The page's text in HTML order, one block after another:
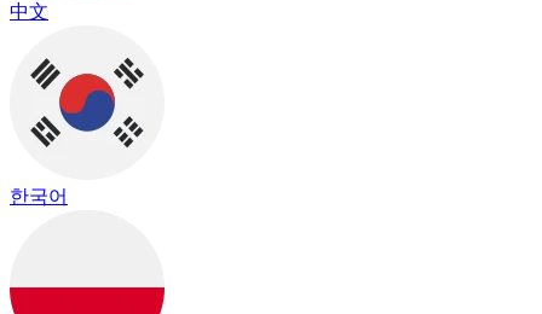
中文
한국어